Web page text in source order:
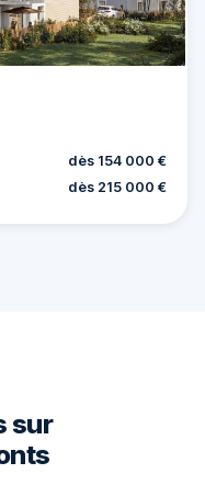
dès 154 000 €
dès 215 000 €
sur